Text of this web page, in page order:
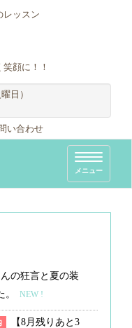
レッスン
顔に！！
日）
い合わせ
T
o
g
i
メニュー
んの狂言と夏の装
。
NEW !
【8月残りあと3